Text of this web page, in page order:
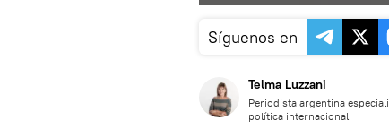
Síguenos en
Telma Luzzani
Periodista argentina
política internacional